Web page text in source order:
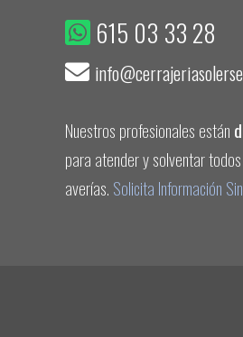
615 03 33 28
Nuestros profesionales están
para atender y solventar
averías. Solicita Información